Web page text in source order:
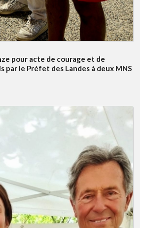
pour acte de courage et de
par le Préfet des Landes à deux MNS